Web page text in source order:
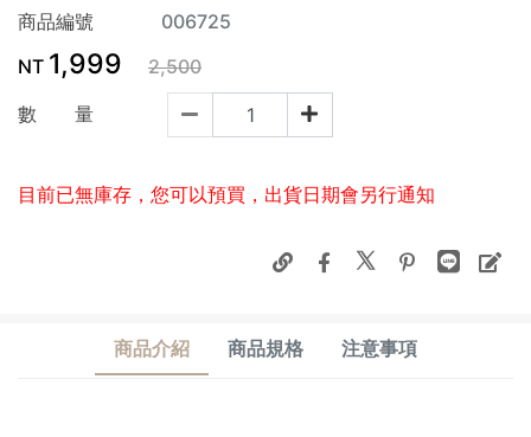
商品編號
006725
NT 1,999 2,500
數 量
目前已無庫存，您可以預買，出貨日期會另行通知
商品介紹 商品規格 注意事項